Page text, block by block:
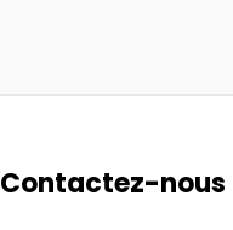
Contactez-nous